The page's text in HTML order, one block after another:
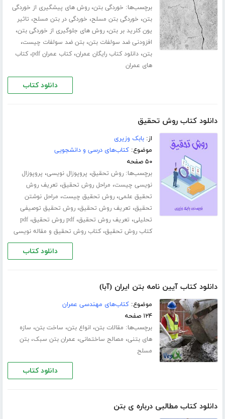
برچسب‌ها: خوردگی بتن،روش های پیشگیری از خوردگی
بتن، خوردگی بتن مسلح، خوردگی در بتن مسلح، تاثیر
یون کلرید بر بتن،روش های جلوگیری از خوردگی بتن،
افزودنی ضد سولفات بتن،بتن ضد سولفات چیست،
بتن،دانلود کتاب رایگان عمران،کتاب عمران pdf ،کتاب
های عمران
دانلود کتاب
دانلود کتاب روش تحقیق
از:بابک وزیری
موضوع:کتاب‌های درسی و دانشجویی
۵۰ صفحه
برچسب‌ها:روش تحقیق، پروپوزال نویسی، پروپوزال
نویسی چیست، مراحل روش تحقیق، تعریف روش
تحقیق علمی،روش تحقیق چیست، مراحل نوشتن
تحقیق، تعریف روش تحقیق،روش تحقیق توصیفی
تحلیلی، تعریف روش تحقیق،pdf روش تحقیق ،pdf
کتاب روش تحقیق،کتاب روش تحقیق و مقاله نویسی
دانلود کتاب
دانلود کتاب آیین نامه بتن ایران (آبا)
موضوع:کتاب‌های مهندسی عمران
۱۲۴ صفحه
برچسب‌ها: مقالات بتن، انواع بتن، ساخت بتن، سازه
های بتنی، مصالح ساختمانی، عمران بتن سبک،بتن
مسلح
دانلود کتاب
دانلود کتاب مطالبی درباره ی بتن